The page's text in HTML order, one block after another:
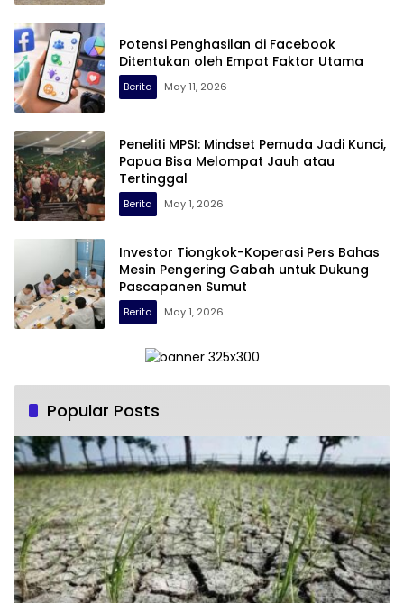
Potensi Penghasilan di Facebook
Ditentukan oleh Empat Faktor Utama
Berita May 11, 2026
Peneliti MPSI: Mindset Pemuda Jadi Kunci,
Papua Bisa Melompat Jauh atau
Tertinggal
Berita May 1, 2026
Investor Tiongkok-Koperasi Pers Bahas
Mesin Pengering Gabah untuk Dukung
Pascapanen Sumut
Berita May 1, 2026
Popular Posts